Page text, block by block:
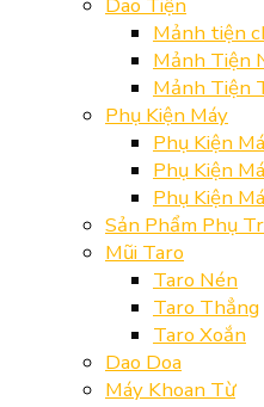
Dao Tiện
Mảnh tiện
Mảnh Tiện
Mảnh Tiện
Phụ Kiện Máy
Phụ Kiện
Phụ Kiện
Phụ Kiện
Sản Phẩm Phụ
Mũi Taro
Taro Nén
Taro Thẳng
Taro Xoắn
Dao Doa
Máy Khoan Từ